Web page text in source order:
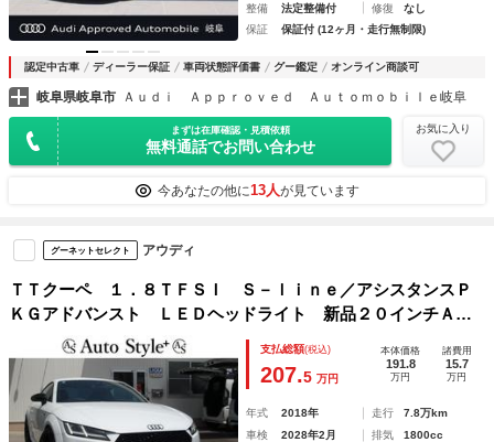
整備
法定整備付 修復
なし
保証
保証付 (12ヶ月・走行無制限)
認定中古車 ディーラー保証 車両状態評価書 グー鑑定 オンライン商談可
岐阜県岐阜市 Ａｕｄｉ Ａｐｐｒｏｖｅｄ Ａｕｔｏｍｏｂｉｌｅ岐阜
まずは在庫確認・見積依頼
無料通話でお問い合わせ
お気に入り
今あなたの他に13人が見ています
グーネットセレクト アウディ
ＴＴクーペ １．８ＴＦＳＩ Ｓ－ｌｉｎｅ／アシスタンスＰ
ＫＧアドバンスト ＬＥＤヘッドライト 新品２０インチＡ
Ｗ ＳＧ車高調 Ｓ・Ｒエアロ ＢＳＭ Ｃソナー バーチャ
ルＣＰ ナビ・地デジＴＶ バックモニター ＥＴＣ ドラレ
コ前後
支払総額(税込)
207.5 万円
本体価格
191.8
万円
諸費用
15.7
万円
年式 2018年 走行
7.8万km
車検
2028年2月 排気
1800cc